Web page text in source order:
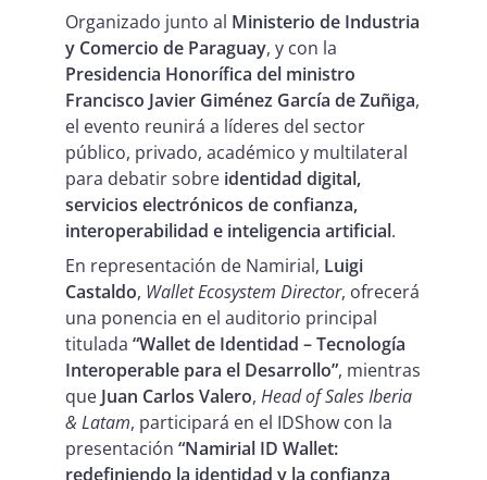
Organizado junto al Ministerio de Industria
y Comercio de Paraguay, y con la
Presidencia Honorífica del ministro
Francisco Javier Giménez García de Zuñiga,
el evento reunirá a líderes del sector
público, privado, académico y multilateral
para debatir sobre identidad digital,
servicios electrónicos de confianza,
interoperabilidad e inteligencia artificial.
En representación de Namirial, Luigi
Castaldo, Wallet Ecosystem Director, ofrecerá
una ponencia en el auditorio principal
titulada “Wallet de Identidad – Tecnología
Interoperable para el Desarrollo”, mientras
que Juan Carlos Valero, Head of Sales Iberia
& Latam, participará en el IDShow con la
presentación “Namirial ID Wallet:
redefiniendo la identidad y la confianza